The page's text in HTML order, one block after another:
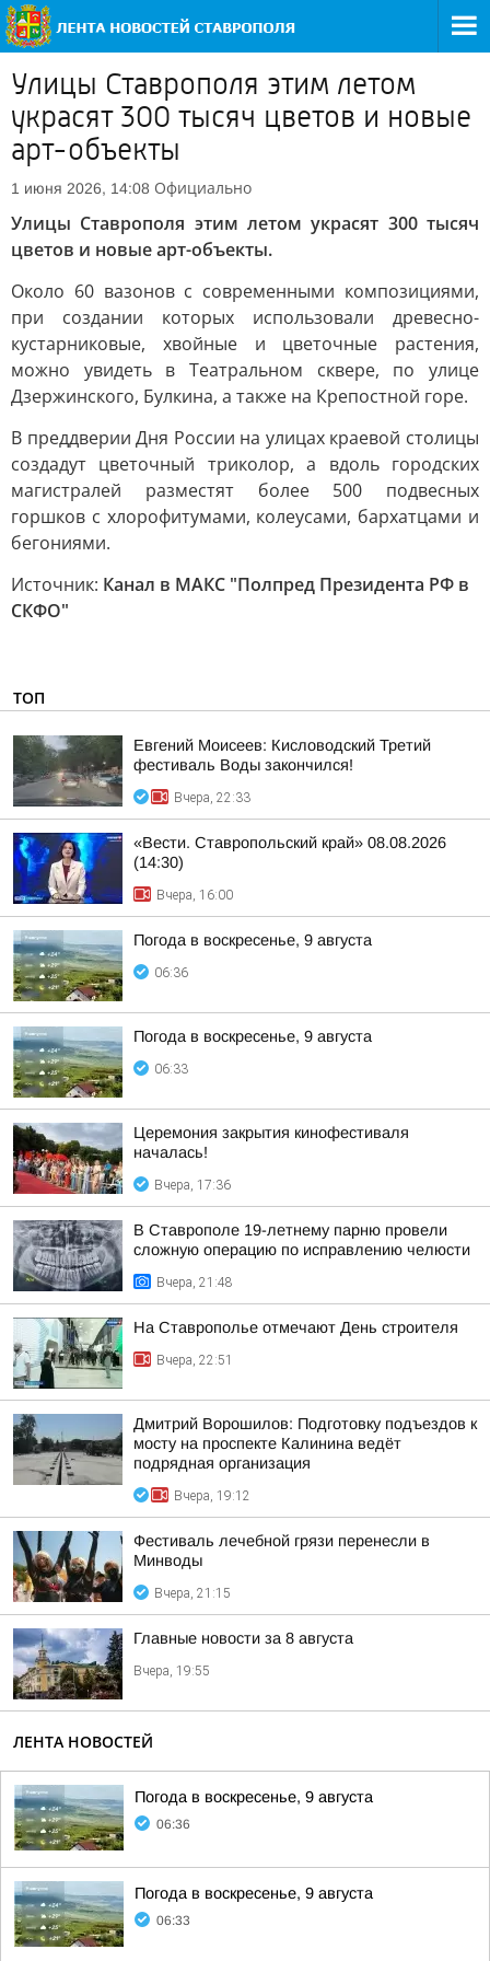
Улицы Ставрополя этим летом
украсят 300 тысяч цветов и новые
арт-объекты
1 июня 2026, 14:08 Официально
Улицы Ставрополя этим летом украсят 300 тысяч
цветов и новые арт-объекты.
Около 60 вазонов с современными композициями,
при создании которых использовали древесно-
кустарниковые, хвойные и цветочные растения,
можно увидеть в Театральном сквере, по улице
Дзержинского, Булкина, а также на Крепостной горе.
В преддверии Дня России на улицах краевой столицы
создадут цветочный триколор, а вдоль городских
магистралей разместят более 500 подвесных
горшков с хлорофитумами, колеусами, бархатцами и
бегониями.
Источник: Канал в МАКС "Полпред Президента РФ в
СКФО"
ТОП
Евгений Моисеев: Кисловодский Третий
фестиваль Воды закончился!
Вчера, 22:33
«Вести. Ставропольский край» 08.08.2026
(14:30)
Вчера, 16:00
Погода в воскресенье, 9 августа
06:36
Погода в воскресенье, 9 августа
06:33
Церемония закрытия кинофестиваля
началась!
Вчера, 17:36
В Ставрополе 19-летнему парню провели
сложную операцию по исправлению челюсти
Вчера, 21:48
На Ставрополье отмечают День строителя
Вчера, 22:51
Дмитрий Ворошилов: Подготовку подъездов к
мосту на проспекте Калинина ведёт
подрядная организация
Вчера, 19:12
Фестиваль лечебной грязи перенесли в
Минводы
Вчера, 21:15
Главные новости за 8 августа
Вчера, 19:55
ЛЕНТА НОВОСТЕЙ
Погода в воскресенье, 9 августа
06:36
Погода в воскресенье, 9 августа
06:33